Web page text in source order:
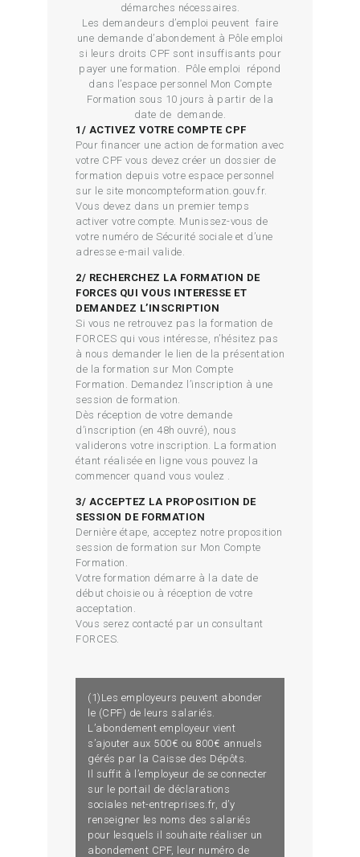
démarches nécessaires.
Les demandeurs d’emploi peuvent faire
une demande d’abondement à Pôle emploi
si leurs droits CPF sont insuffisants pour
payer une formation. Pôle emploi répond
dans l’espace personnel Mon Compte
Formation sous 10 jours à partir de la
date de demande.
1/ ACTIVEZ VOTRE COMPTE CPF
Pour financer une action de formation avec
votre CPF vous devez créer un dossier de
formation depuis votre espace personnel
sur le site moncompteformation.gouv.fr.
Vous devez dans un premier temps
activer votre compte. Munissez-vous de
votre numéro de Sécurité sociale et d’une
adresse e-mail valide.
2/ RECHERCHEZ LA FORMATION DE
FORCES QUI VOUS INTERESSE ET
DEMANDEZ L’INSCRIPTION
Si vous ne retrouvez pas la formation de
FORCES qui vous intéresse, n’hésitez pas
à nous demander le lien de la présentation
de la formation sur Mon Compte
Formation. Demandez l’inscription à une
session de formation.
Dès réception de votre demande
d’inscription (en 48h ouvré), nous
validerons votre inscription. La formation
étant réalisée en ligne vous pouvez la
commencer quand vous voulez .
3/ ACCEPTEZ LA PROPOSITION DE
SESSION DE FORMATION
Dernière étape, acceptez notre proposition
session de formation sur Mon Compte
Formation.
Votre formation démarre à la date de
début choisie ou à réception de votre
acceptation.
Vous serez contacté par un consultant
FORCES.
(1)Les employeurs peuvent abonder
le (CPF) de leurs salariés.
L’abondement employeur vient
s’ajouter aux 500€ ou 800€ annuels
gérés par la Caisse des Dépôts.
Il suffit à l’employeur de se connecter
sur le portail de déclarations
sociales net-entreprises.fr, d’y
renseigner les noms des salariés
pour lesquels il souhaite réaliser un
abondement CPF, leur numéro de